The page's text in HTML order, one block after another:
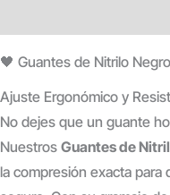
🖤 Guantes de Nitrilo
Ajuste Ergonómico y
No dejes que un guante
Nuestros Guantes de
la compresión exacta